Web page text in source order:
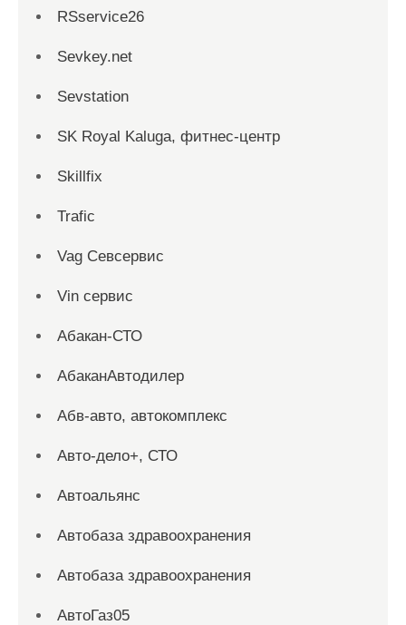
RSservice26
Sevkey.net
Sevstation
SK Royal Kaluga, фитнес-центр
Skillfix
Trafic
Vag Севсервис
Vin сервис
Абакан-СТО
АбаканАвтодилер
Абв-авто, автокомплекс
Авто-дело+, СТО
Автоальянс
Автобаза здравоохранения
Автобаза здравоохранения
АвтоГаз05